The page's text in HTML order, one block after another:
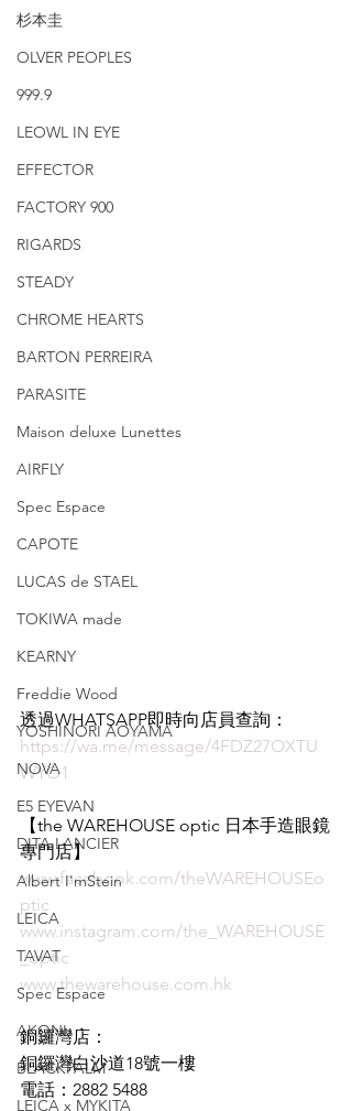
杉本圭
OLVER PEOPLES
999.9
LEOWL IN EYE
EFFECTOR
FACTORY 900
RIGARDS
STEADY
CHROME HEARTS
BARTON PERREIRA
PARASITE
Maison deluxe Lunettes
AIRFLY
Spec Espace
CAPOTE
LUCAS de STAEL
TOKIWA made
KEARNY
Freddie Wood
YOSHINORI AOYAMA
NOVA
E5 EYEVAN
DITA LANCIER
Albert I'mStein
LEICA
TAVAT
Spec Espace
AKONI
BLACKPALM
LEICA x MYKITA
透過WHATSAPP即時向店員查詢：
https://wa.me/message/4FDZ27OXTU
WYO1
【the WAREHOUSE optic 日本手造眼鏡
專門店】
www.facebook.com/theWAREHOUSEo
ptic
www.instagram.com/the_WAREHOUSE
_optic
www.thewarehouse.com.hk
銅鑼灣店：
銅鑼灣白沙道18號一樓
電話：2882 5488